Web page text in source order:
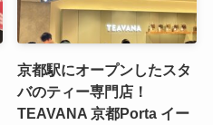
京都駅にオープンしたスタ
バのティー専門店！
TEAVANA 京都Porta イー